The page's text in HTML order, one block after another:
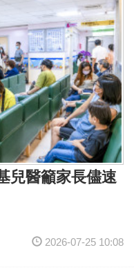
兒醫籲家長儘速
2026-07-25 10:08